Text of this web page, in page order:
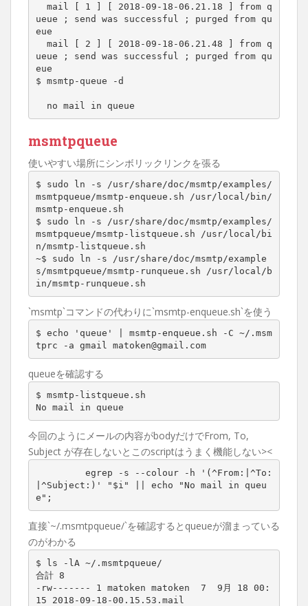
ueue ; send was successful ; purged from qu
eue
ueue ; send was successful ; purged from qu
eue
$ msmtp-queue -d
  no mail in queue
msmtpqueue
使いやすい場所にシンボリックリンクを張る
$ sudo ln -s /usr/share/doc/msmtp/examples/
msmtpqueue/msmtp-enqueue.sh /usr/local/bin/
msmtp-enqueue.sh
$ sudo ln -s /usr/share/doc/msmtp/examples/
msmtpqueue/msmtp-listqueue.sh /usr/local/bi
n/msmtp-listqueue.sh
~$ sudo ln -s /usr/share/doc/msmtp/example
s/msmtpqueue/msmtp-runqueue.sh /usr/local/b
in/msmtp-runqueue.sh
`msmtp`コマンドの代わりに`msmtp-enqueue.sh`を使う
$ echo 'queue' | msmtp-enqueue.sh -C ~/.msm
tprc -a gmail matoken@gmail.com
queueを確認する
$ msmtp-listqueue.sh
No mail in queue
今回のようにメールの内容がbodyだけでFrom, To,
Subject が存在しないとこのscriptはうまく機能しない><
|^Subject:)' "$i" || echo "No mail in queu
e";
直接`~/.msmtpqueue/`を確認するとqueueが溜まっている
のがわかる
$ ls -lA ~/.msmtpqueue/
合計 8
-rw------- 1 matoken matoken  7  9月 18 00:
15 2018-09-18-00.15.53.mail